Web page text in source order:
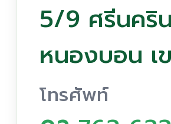
5/9 ศรีนคริ
หนองบอน เ
โทรศัพท์